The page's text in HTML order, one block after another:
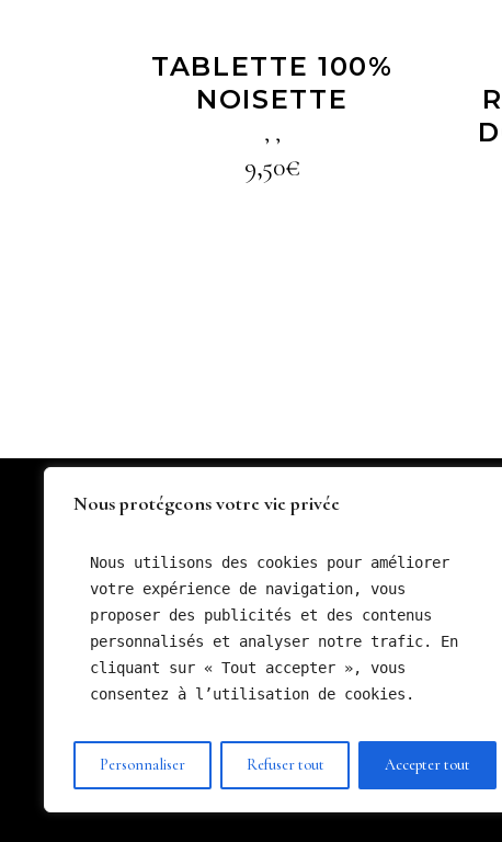
Nous protégeons votre vie privée
Nous utilisons des cookies pour améliorer
votre expérience de navigation, vous
proposer des publicités et des contenus
personnalisés et analyser notre trafic. En
cliquant sur « Tout accepter », vous
consentez à l’utilisation de cookies.
Personnaliser Refuser tout Accepter tout
TABLETTE 100%
NOISETTE
, ,
9,50€
FRANCK-KESTENER
Meilleur Ouvrier de France Chocolatier
Confiseur